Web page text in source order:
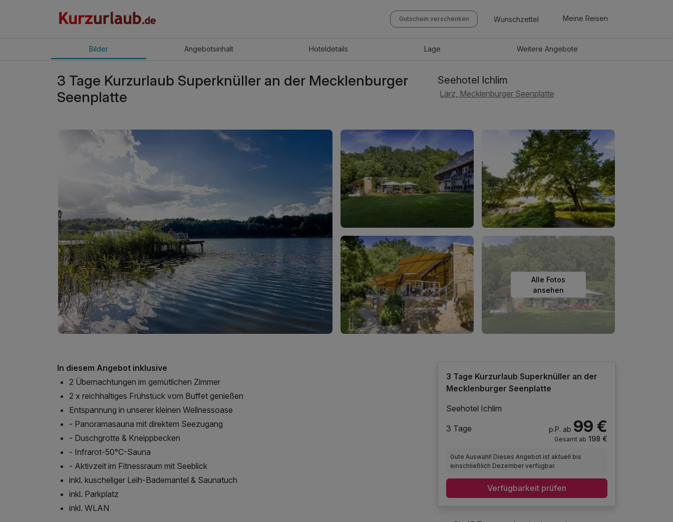
Gutschein verschenken Wunschzettel Meine Reisen
Bilder Angebotsinhalt Hoteldetails Lage WeitereAngebote
3 Tage Kurzurlaub Superknüller an der Mecklenburger
Seenplatte
Seehotel Ichlim
Lärz, Mecklenburger Seenplatte
Alle Fotos
ansehen
In diesem Angebot inklusive
2 Übernachtungen im gemütlichen Zimmer
2 x reichhaltiges Frühstück vom Buffet genießen
Entspannung in unserer kleinen Wellnessoase
- Panoramasauna mit direktem Seezugang
- Duschgrotte & Kneippbecken
- Infrarot-50°C-Sauna
- Aktivzeit im Fitnessraum mit Seeblick
inkl. kuscheliger Leih-Bademantel & Saunatuch
inkl. Parkplatz
inkl. WLAN
3 Tage Kurzurlaub Superknüller an der
Mecklenburger Seenplatte
Seehotel Ichlim
3 Tage
p.P. ab 99 €
Gesamt ab 198 €
Gute Auswahl! Dieses Angebot ist aktuell bis
einschließlich Dezember verfügbar.
Verfügbarkeit prüfen